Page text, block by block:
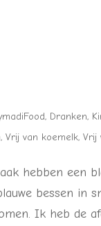
, Dranken,
,Vrij van koemelk,Vrij
hebben een
bessen in
Ik heb de